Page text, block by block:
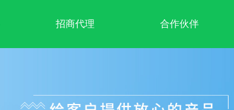
招商代理 合作伙伴